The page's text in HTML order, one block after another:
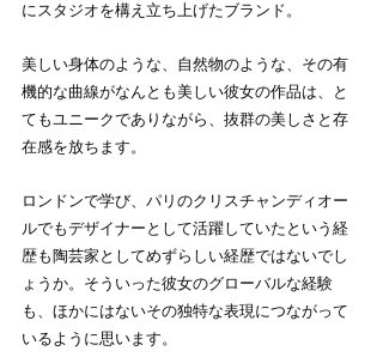
にスタジオを構え立ち上げたブランド。
美しい身体のような、自然物のような、その有
機的な曲線がなんとも美しい彼女の作品は、と
てもユニークでありながら、抜群の美しさと存
在感を放ちます。
ロンドンで学び、パリのクリスチャンディオー
ルでもデザイナーとして活躍していたという経
歴も陶芸家としてめずらしい経歴ではないでし
ょうか。そういった彼女のグローバルな経験
も、ほかにはないその独特な表現につながって
いるように思います。